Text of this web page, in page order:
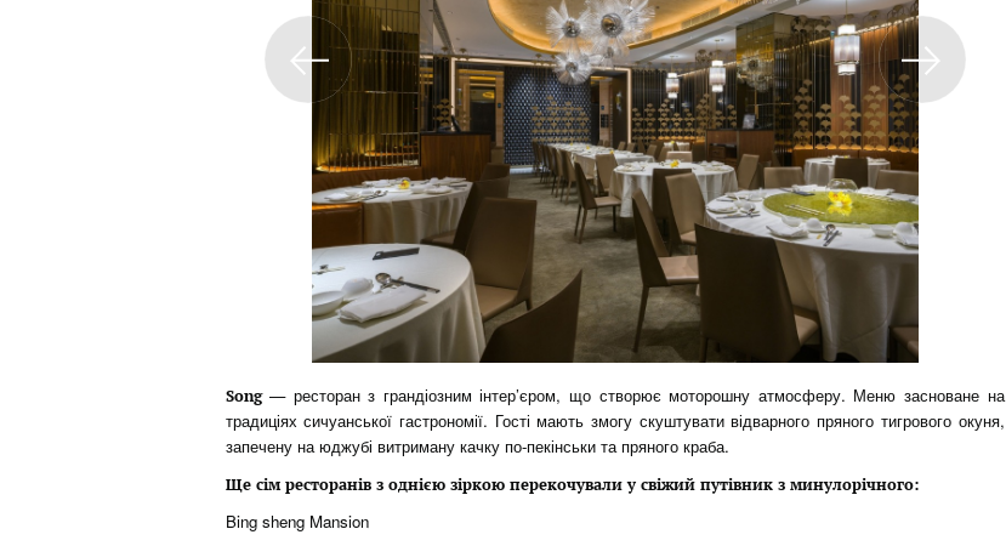
Song— ресторан з грандіозним інтер’єром, що створює моторошну атмосферу. Меню засноване на
традиціях сичуанської гастрономії. Гості мають змогу скуштувати відварного пряного тигрового окуня,
запечену на юджубі витриману качку по-пекінськи та пряного краба.
Ще сім ресторанів з однією зіркою перекочували у свіжий путівник з минулорічного:
Bing sheng Mansion